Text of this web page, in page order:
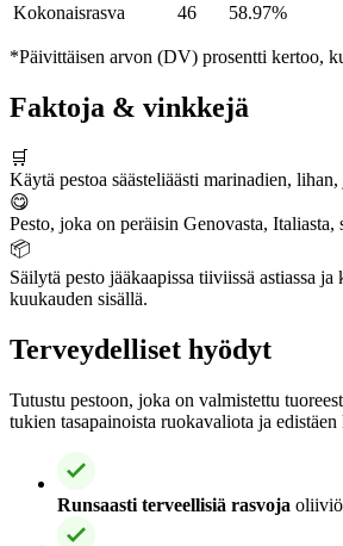
Kokonaisrasva
46 58.97%
*Päivittäisen arvon (DV) prosentti kertoo,
Faktoja & vinkkejä
🛒
Käytä pestoa säästeliäästi marinadien,
😋
Pesto, joka on peräisin Genovasta,
📦
Säilytä pesto jääkaapissa tiiviissä astiassa
kuukauden sisällä.
Terveydelliset hyödyt
Tutustu pestoon, joka on valmistettu
tukien tasapainoista ruokavaliota ja
Runsaasti terveellisiä rasvoja